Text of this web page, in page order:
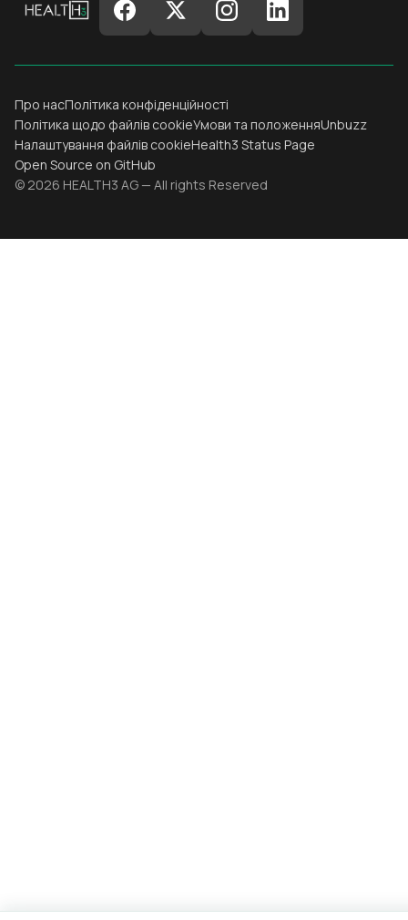
Про насПолітика конфіденційності
Політика щодо файлів cookieУмови та положенняUnbuzz
Налаштування файлів cookieHealth3 Status Page
Open Source on GitHub
© 2026 HEALTH3 AG — All rights Reserved